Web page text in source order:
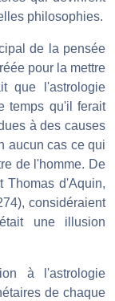
philosophies.
de la pensée
pour la mettre
que l'astrologie
temps qu'il ferait
à des causes
aucun cas ce qui
de l'homme. De
Thomas d'Aquin,
considéraient
une illusion
à l'astrologie
de chaque